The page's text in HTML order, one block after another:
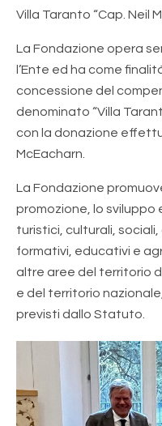
Villa Taranto “Cap. Neil
La Fondazione opera
l’Ente ed ha come
concessione del
denominato “Villa
con la donazione
McEacharn.
La Fondazione
promozione, lo sviluppo
turistici, culturali,
formativi, educativi e
altre aree del territorio
e del territorio
previsti dallo Statuto.